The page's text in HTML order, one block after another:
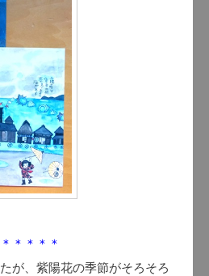
＊＊＊＊
が、紫陽花の季節がそろそろ